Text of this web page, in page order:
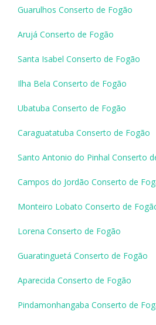
Guarulhos Conserto de Fogão
Arujá Conserto de Fogão
Santa Isabel Conserto de Fogão
Ilha Bela Conserto de Fogão
Ubatuba Conserto de Fogão
Caraguatatuba Conserto de Fogão
Santo Antonio do Pinhal Conserto
Campos do Jordão Conserto de
Monteiro Lobato Conserto de
Lorena Conserto de Fogão
Guaratinguetá Conserto de Fogão
Aparecida Conserto de Fogão
Pindamonhangaba Conserto de